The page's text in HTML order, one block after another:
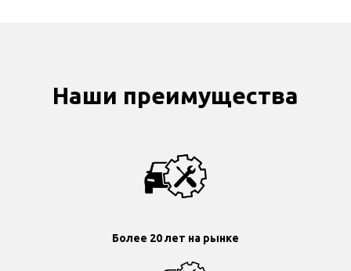
Наши преимущества
Более 20 лет на рынке